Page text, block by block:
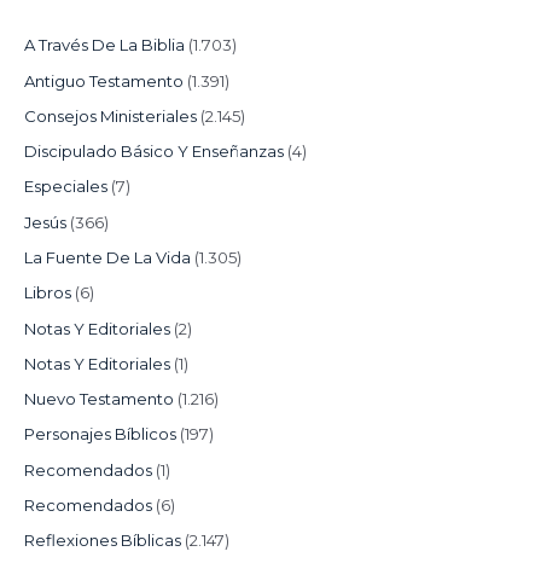
A Través De La Biblia (1.703)
Antiguo Testamento (1.391)
Consejos Ministeriales (2.145)
Discipulado Básico Y Enseñanzas (4)
Especiales (7)
Jesús (366)
La Fuente De La Vida (1.305)
Libros (6)
Notas Y Editoriales (2)
Notas Y Editoriales (1)
Nuevo Testamento (1.216)
Personajes Bíblicos (197)
Recomendados (1)
Recomendados (6)
Reflexiones Bíblicas (2.147)